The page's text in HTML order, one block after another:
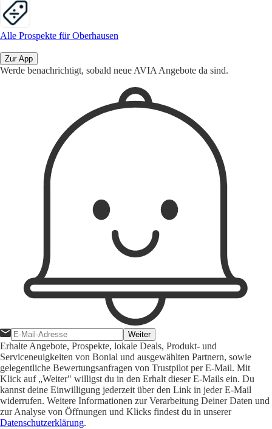
Alle Prospekte für Oberhausen
Zur App
Werde benachrichtigt, sobald neue AVIA Angebote da sind.
Weiter
Erhalte Angebote, Prospekte, lokale Deals, Produkt- und
Serviceneuigkeiten von Bonial und ausgewählten Partnern, sowie
gelegentliche Bewertungsanfragen von Trustpilot per E-Mail. Mit
Klick auf „Weiter" willigst du in den Erhalt dieser E-Mails ein. Du
kannst deine Einwilligung jederzeit über den Link in jeder E-Mail
widerrufen. Weitere Informationen zur Verarbeitung Deiner Daten und
zur Analyse von Öffnungen und Klicks findest du in unserer
Datenschutzerklärung.